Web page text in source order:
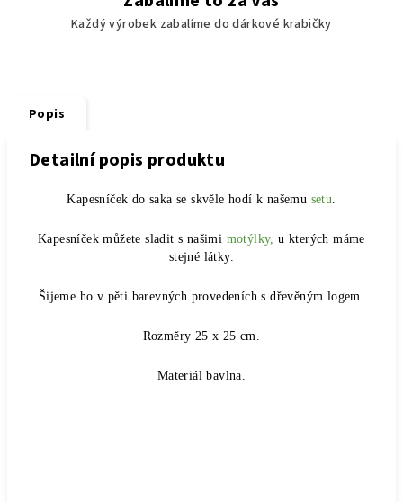
Každý výrobek zabalíme do dárkové krabičky
Popis
Detailní popis produktu
Kapesníček do saka se skvěle hodí k našemu setu.
Kapesníček můžete sladit s našimi motýlky, u kterých máme
stejné látky.
Šijeme ho v pěti barevných provedeních s dřevěným logem.
Rozměry 25 x 25 cm.
Materiál bavlna.